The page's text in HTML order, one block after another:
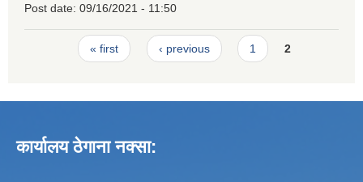
Post date: 09/16/2021 - 11:50
Pages« first ‹ previous 1 2
कार्यालय ठेगाना नक्सा: